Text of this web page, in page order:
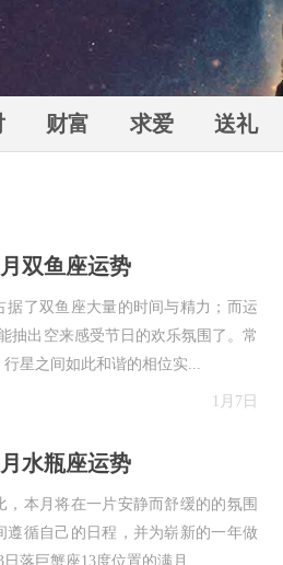
财富 求爱 送礼
双鱼座运势
据了双鱼座大量的时间与精力；而运
抽出空来感受节日的欢乐氛围了。常
星之间如此和谐的相位实...
1月7日
水瓶座运势
，本月将在一片安静而舒缓的的氛围
遵循自己的日程，并为崭新的一年做
落巨蟹座13度位置的满月...